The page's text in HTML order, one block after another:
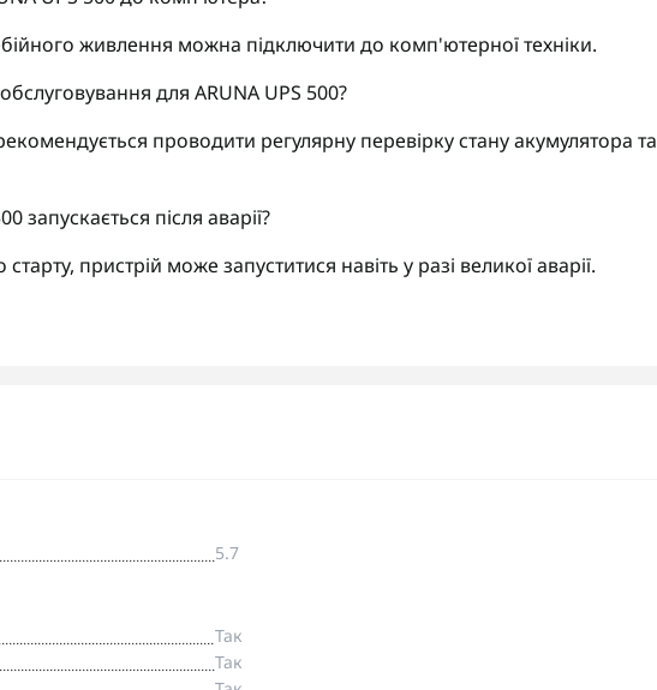
живлення можна підключити до комп'ютерної техніки.
для ARUNA UPS 500?
проводити регулярну перевірку стану акумулятора та
запускається після аварії?
пристрій може запуститися навіть у разі великої аварії.
5.7
Так
Так